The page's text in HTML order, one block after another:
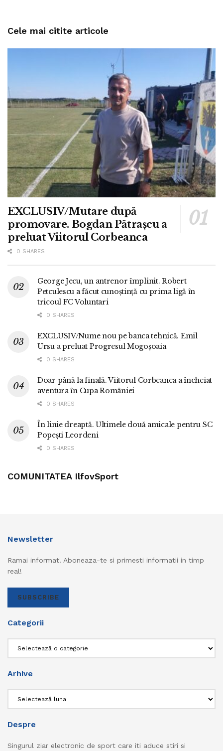
Cele mai citite articole
EXCLUSIV/Mutare după
promovare. Bogdan Pătrașcu a
preluat Viitorul Corbeanca
0 SHARES
George Jecu, un antrenor împlinit. Robert
Petculescu a făcut cunoștință cu prima ligă în
tricoul FC Voluntari
0 SHARES
EXCLUSIV/Nume nou pe banca tehnică. Emil
Ursu a preluat Progresul Mogoșoaia
0 SHARES
Doar până la finală. Viitorul Corbeanca a încheiat
aventura în Cupa României
0 SHARES
În linie dreaptă. Ultimele două amicale pentru SC
Popești Leordeni
0 SHARES
COMUNITATEA IlfovSport
Newsletter
Ramai informat! Aboneaza-te si primesti informatii in timp
real!
SUBSCRIBE
Categorii
Arhive
Despre
Singurul ziar electronic de sport care iti aduce stiri si